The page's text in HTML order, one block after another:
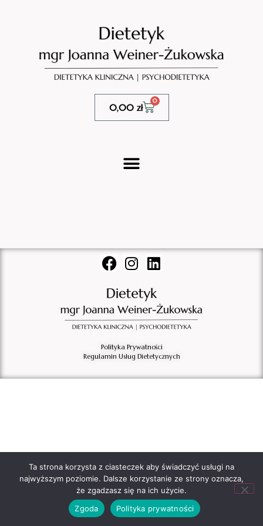
0,00 zł
0
Polityka Prywatności
Regulamin Usług Dietetycznych
Ta strona korzysta z ciasteczek aby świadczyć usługi na
najwyższym poziomie. Dalsze korzystanie ze strony oznacza,
że zgadzasz się na ich użycie.
Zgoda
Polityka prywatności